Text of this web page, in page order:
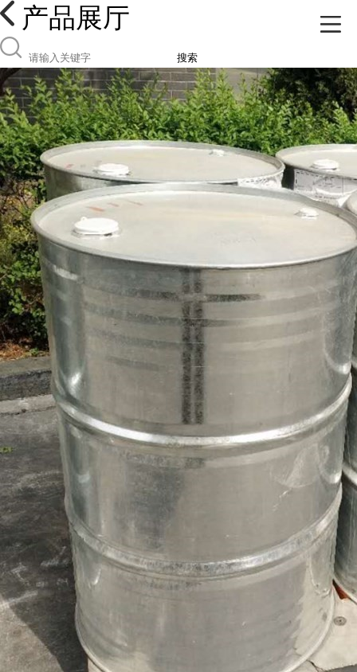
产品展厅
搜索